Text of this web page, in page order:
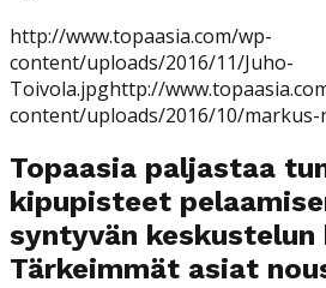
http://www.topaasia.com/wp-
content/uploads/2016/11/Juho-
Toivola.jpghttp://
content/uploads/2016/10/markus-
Topaasia paljastaa
kipupisteet
syntyvän keskustelun
Tärkeimmät asiat